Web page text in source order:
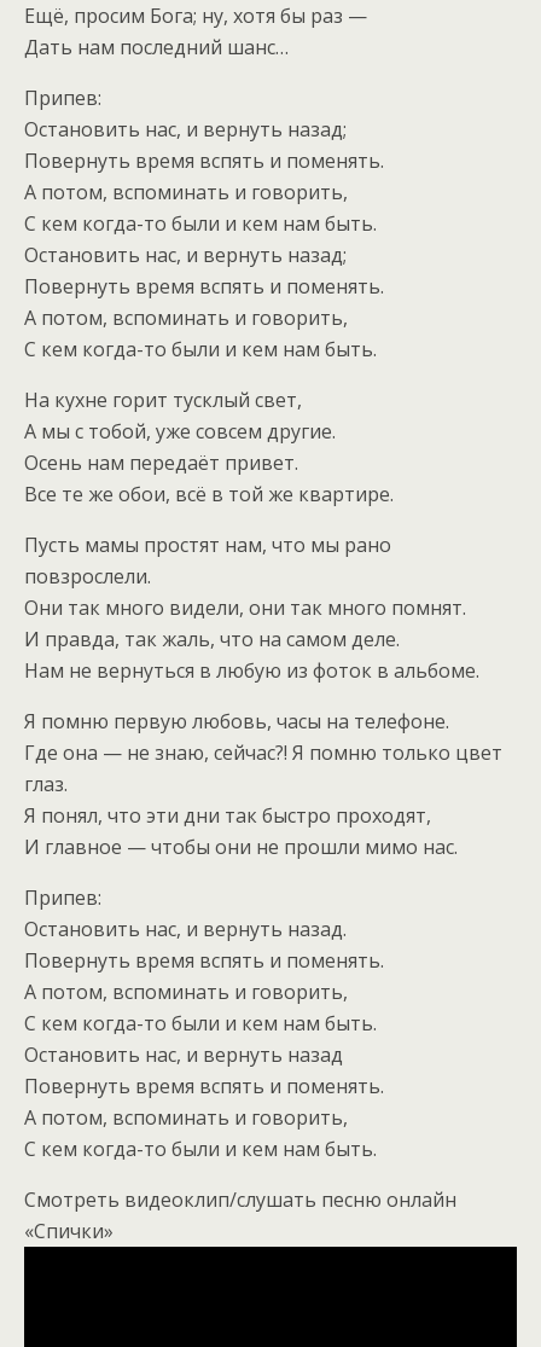
Ещё, просим Бога; ну, хотя бы раз —
Дать нам последний шанс…
Припев:
Остановить нас, и вернуть назад;
Повернуть время вспять и поменять.
А потом, вспоминать и говорить,
С кем когда-то были и кем нам быть.
Остановить нас, и вернуть назад;
Повернуть время вспять и поменять.
А потом, вспоминать и говорить,
С кем когда-то были и кем нам быть.
На кухне горит тусклый свет,
А мы с тобой, уже совсем другие.
Осень нам передаёт привет.
Все те же обои, всё в той же квартире.
Пусть мамы простят нам, что мы рано
повзрослели.
Они так много видели, они так много помнят.
И правда, так жаль, что на самом деле.
Нам не вернуться в любую из фоток в альбоме.
Я помню первую любовь, часы на телефоне.
Где она — не знаю, сейчас?! Я помню только цвет
глаз.
Я понял, что эти дни так быстро проходят,
И главное — чтобы они не прошли мимо нас.
Припев:
Остановить нас, и вернуть назад.
Повернуть время вспять и поменять.
А потом, вспоминать и говорить,
С кем когда-то были и кем нам быть.
Остановить нас, и вернуть назад
Повернуть время вспять и поменять.
А потом, вспоминать и говорить,
С кем когда-то были и кем нам быть.
Смотреть видеоклип/слушать песню онлайн
«Спички»